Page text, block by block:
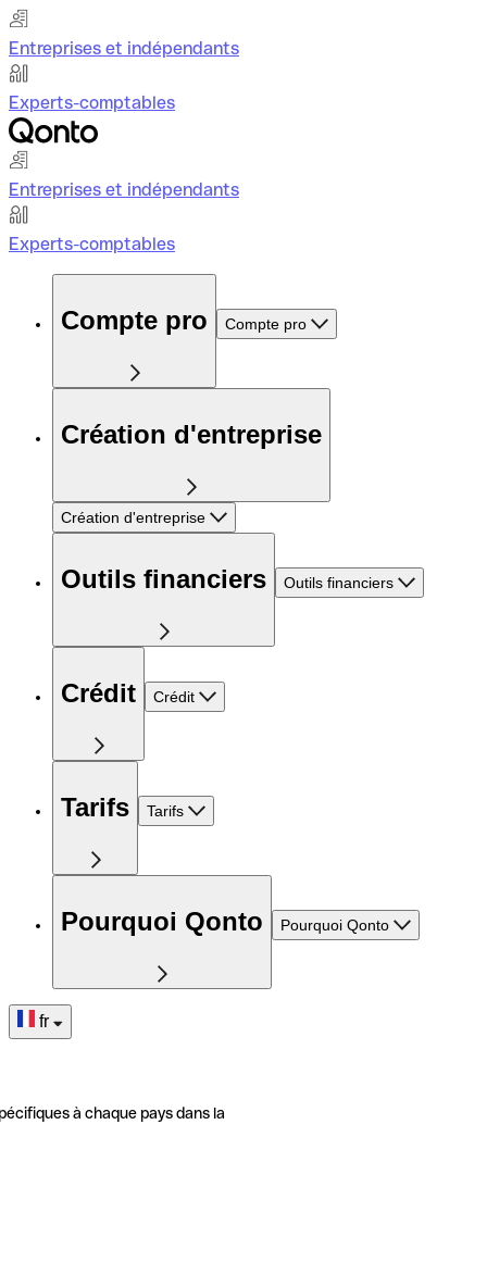
Entreprises et indépendants
Experts-comptables
Entreprises et indépendants
Experts-comptables
Compte pro Compte pro
Création d'entreprise
Création d'entreprise
Outils financiers Outils financiers
Crédit Crédit
Tarifs Tarifs
Pourquoi Qonto Pourquoi Qonto
fr
à chaque pays dans la